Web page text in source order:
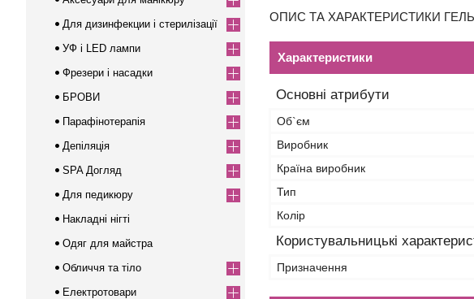
ОПИС ТА ХАРАКТЕРИСТИКИ ГЕЛЬ-
Характеристики
Основні атрибути
Об`єм
Виробник
Країна виробник
Тип
Колір
Користувальницькі
Призначення
Для дизинфекции і стерилізації
УФ і LED лампи
Фрезери і насадки
БРОВИ
Парафінотерапія
Депіляція
SPA Догляд
Для педикюру
Накладні нігті
Одяг для майстра
Обличчя та тіло
Електротовари